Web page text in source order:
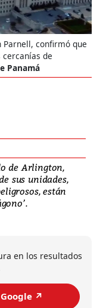
Parnell, confirmó que
de
Panamá
de Arlington,
sus unidades,
están
en los resultados
↗️